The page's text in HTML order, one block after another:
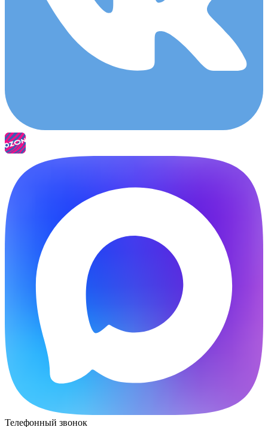
Телефонный звонок